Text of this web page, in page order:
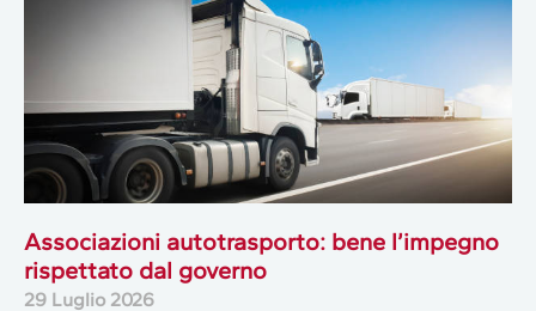
Associazioni autotrasporto: bene l’impegno
rispettato dal governo
29 Luglio 2026